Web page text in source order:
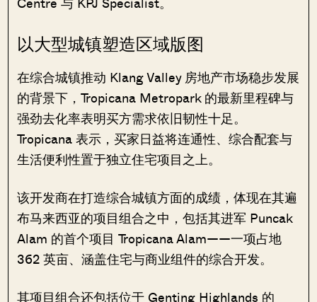
以大型城镇塑造区域版图
在综合城镇推动 Klang Valley 房地产市场稳步发展
的背景下，Tropicana Metropark 的最新里程碑与
强劲去化率表明买方需求依旧韧性十足。
Tropicana 表示，买家日益将连通性、综合配套与
生活便利性置于独立住宅项目之上。
该开发商在打造综合城镇方面的成绩，体现在其遍
布马来西亚的项目组合之中，包括其进军 Puncak
Alam 的首个项目 Tropicana Alam——一项占地
362 英亩、涵盖住宅与商业组件的综合开发。
其项目组合还包括位于 Genting Highlands 的